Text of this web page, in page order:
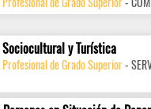
y Turística
de Grado Superior-